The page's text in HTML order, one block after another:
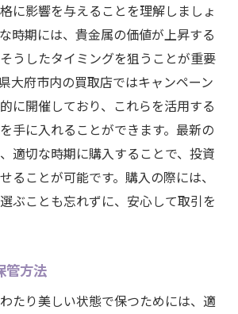
に影響を与えることを理解しましょ
時期には、貴金属の価値が上昇する
うしたタイミングを狙うことが重要
大府市内の買取店ではキャンペーン
に開催しており、これらを活用する
手に入れることができます。最新の
適切な時期に購入することで、投資
ることが可能です。購入の際には、
ぶことも忘れずに、安心して取引を
管方法
たり美しい状態で保つためには、適